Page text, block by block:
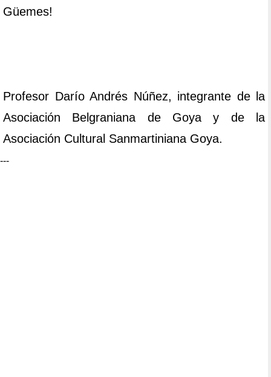
Güemes!
Profesor Darío Andrés Núñez, integrante de la
Asociación Belgraniana de Goya y de la
Asociación Cultural Sanmartiniana Goya.
---